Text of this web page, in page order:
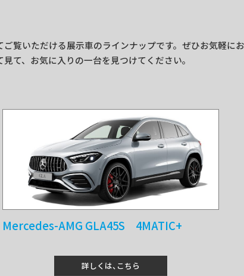
覧いただける展示車のラインナップです。ぜひお気軽にお
て、お気に入りの一台を見つけてください。
Mercedes-AMG GLA45S 4MATIC+
詳しくは、こちら